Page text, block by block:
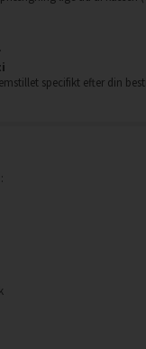
specifikt efter din